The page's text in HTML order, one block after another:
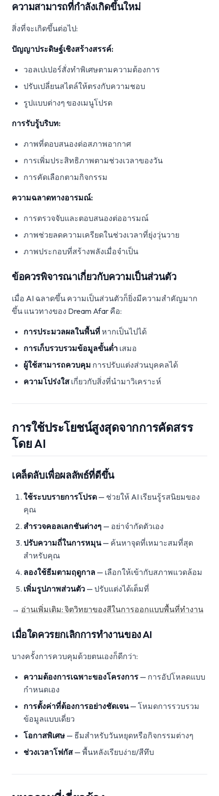
ความสามารถที่กำลังเกิดขึ้นใหม่
สิ่งที่จะเกิดขึ้นต่อไป:
ปัญญาประดิษฐ์เชิงสร้างสรรค์:
วอลเปเปอร์สั่งทำพิเศษตามความต้องการ
ปรับเปลี่ยนสไตล์ให้ตรงกับความชอบ
รูปแบบต่างๆ ของเมนูโปรด
การรับรู้บริบท:
ภาพที่ตอบสนองต่อสภาพอากาศ
การเพิ่มประสิทธิภาพตามช่วงเวลาของวัน
การคัดเลือกตามกิจกรรม
ความฉลาดทางอารมณ์:
การตรวจจับและตอบสนองต่ออารมณ์
ภาพช่วยลดความเครียดในช่วงเวลาที่ยุ่งวุ่นวาย
ภาพประกอบที่สร้างพลังเมื่อจำเป็น
ข้อควรพิจารณาเกี่ยวกับความเป็นส่วนตัว
เมื่อ AI ฉลาดขึ้น ความเป็นส่วนตัวก็ยิ่งมีความสำคัญมาก
ขึ้น แนวทางของ Dream Afar คือ:
การประมวลผลในพื้นที่หากเป็นไปได้
การเก็บรวบรวมข้อมูลขั้นต่ำ เสมอ
ผู้ใช้สามารถควบคุม การปรับแต่งส่วนบุคคลได้
ความโปร่งใส เกี่ยวกับสิ่งที่นำมาวิเคราะห์
การใช้ประโยชน์สูงสุดจากการคัดสรร
โดย AI
เคล็ดลับเพื่อผลลัพธ์ที่ดีขึ้น
ใช้ระบบรายการโปรด — ช่วยให้ AI เรียนรู้รสนิยมของ
คุณ
สำรวจคอลเลกชันต่างๆ — อย่าจำกัดตัวเอง
ปรับความถี่ในการหมุน— ค้นหาจุดที่เหมาะสมที่สุด
สำหรับคุณ
ลองใช้ธีมตามฤดูกาล — เลือกให้เข้ากับสภาพแวดล้อม
เพิ่มรูปภาพส่วนตัว — ปรับแต่งได้เต็มที่
→ อ่านเพิ่มเติม: จิตวิทยาของสีในการออกแบบพื้นที่ทำงาน
เมื่อใดควรยกเลิกการทำงานของ AI
บางครั้งการควบคุมด้วยตนเองก็ดีกว่า:
ความต้องการเฉพาะของโครงการ — การอัปโหลดแบบ
กำหนดเอง
การตั้งค่าที่ต้องการอย่างชัดเจน— โหมดการรวบรวม
ข้อมูลแบบเดี่ยว
โอกาสพิเศษ — ธีมสำหรับวันหยุดหรือกิจกรรมต่างๆ
ช่วงเวลาโฟกัส — พื้นหลังเรียบง่าย/สีทึบ